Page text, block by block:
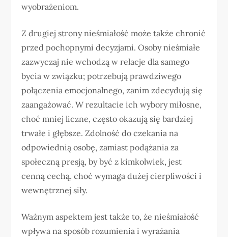
wyobrażeniom.
Z drugiej strony nieśmiałość może także chronić
przed pochopnymi decyzjami. Osoby nieśmiałe
zazwyczaj nie wchodzą w relacje dla samego
bycia w związku; potrzebują prawdziwego
połączenia emocjonalnego, zanim zdecydują się
zaangażować. W rezultacie ich wybory miłosne,
choć mniej liczne, często okazują się bardziej
trwałe i głębsze. Zdolność do czekania na
odpowiednią osobę, zamiast podążania za
społeczną presją, by być z kimkolwiek, jest
cenną cechą, choć wymaga dużej cierpliwości i
wewnętrznej siły.
Ważnym aspektem jest także to, że nieśmiałość
wpływa na sposób rozumienia i wyrażania